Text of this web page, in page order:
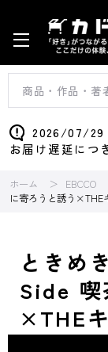
2026/07/29
お届け遅延につ
ホーム EBCCO
に寄ろうと誘う×THE
ときめ
Side 喫
×THE